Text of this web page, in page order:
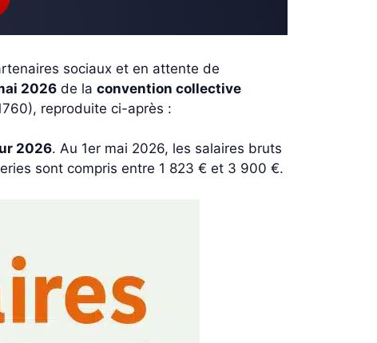
sociaux et en attente de
2026 de la convention collective
reproduite ci-après :
2026. Au 1er mai 2026, les salaires bruts
sont compris entre 1 823 € et 3 900 €.